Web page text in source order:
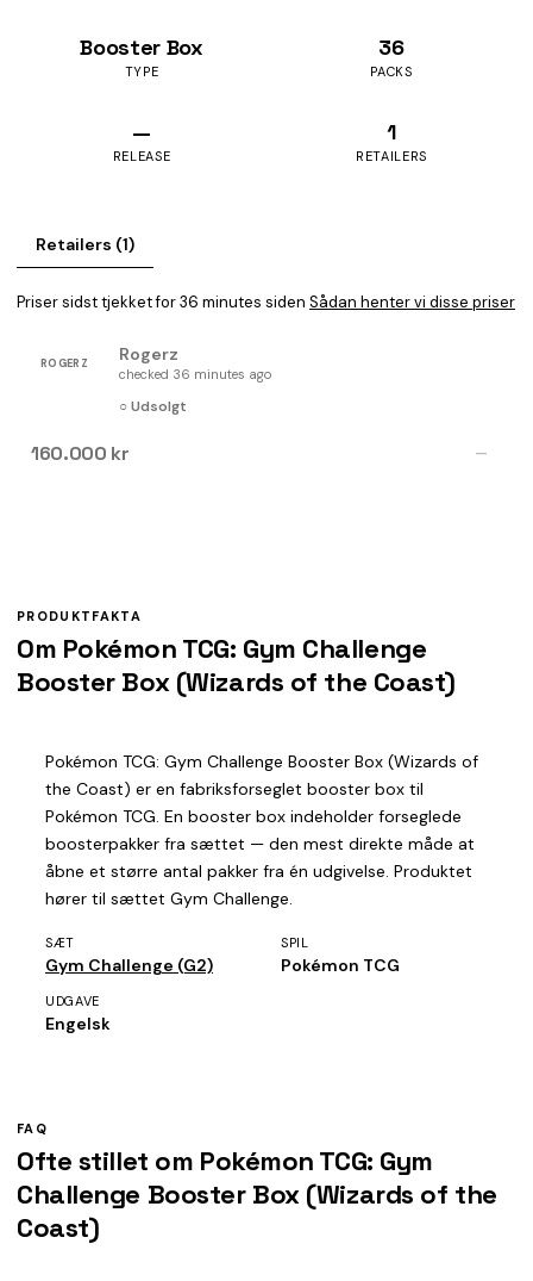
Booster Box
TYPE
36
PACKS
—
RELEASE
1
RETAILERS
Retailers (1)
Priser sidst tjekket for 36 minutes siden Sådan henter vi disse priser
ROGERZ Rogerz
checked 36 minutes ago
○ Udsolgt
160.000 kr —
PRODUKTFAKTA
Om Pokémon TCG: Gym Challenge
Booster Box (Wizards of the Coast)
Pokémon TCG: Gym Challenge Booster Box (Wizards of
the Coast) er en fabriksforseglet booster box til
Pokémon TCG. En booster box indeholder forseglede
boosterpakker fra sættet — den mest direkte måde at
åbne et større antal pakker fra én udgivelse. Produktet
hører til sættet Gym Challenge.
SÆT
Gym Challenge (G2)
SPIL
Pokémon TCG
UDGAVE
Engelsk
FAQ
Ofte stillet om Pokémon TCG: Gym
Challenge Booster Box (Wizards of the
Coast)